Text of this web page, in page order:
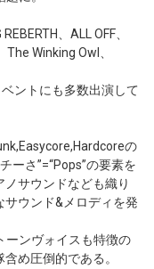
、ALL OFF、
Winking Owl、
ントにも多数出演して
の
ーさ”=“Pops”の要素を
サウンドなども織り
ウンド&メロディを発
ーンヴォイスも特徴の
め圧倒的である。